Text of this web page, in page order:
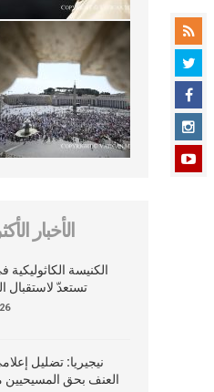
الأخبار
الكنيسة الكاثوليكية
تستعدّ لاستقبال
نيجيريا: تضليل
العنف بحق المسيحيين